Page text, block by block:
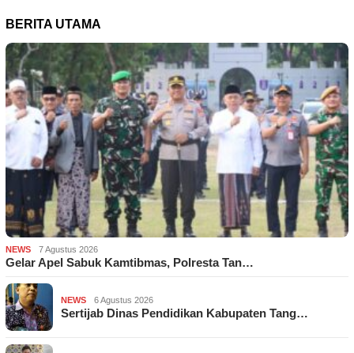
BERITA UTAMA
NEWS 7 Agustus 2026
Gelar Apel Sabuk Kamtibmas, Polresta Tan…
NEWS 6 Agustus 2026
Sertijab Dinas Pendidikan Kabupaten Tang…